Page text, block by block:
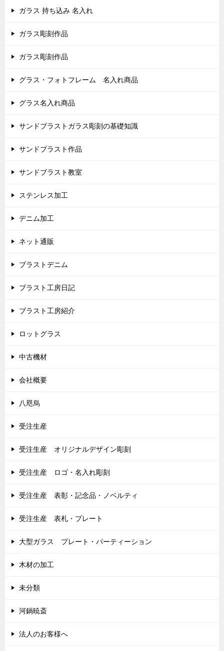
ガラス 持ち込み 名入れ
ガラス彫刻作品
ガラス彫刻作品
グラス・フォトフレーム 名入れ商品
グラス名入れ商品
サンドブラストガラス彫刻の基礎知識
サンドブラスト作品
サンドブラスト教室
ステンレス加工
デニム加工
ネット通販
ブラストデニム
ブラスト工房日記
ブラスト工房紹介
ロットグラス
中古機材
会社概要
八咫烏
受注生産
受注生産 オリジナルデザイン彫刻
受注生産 ロゴ・名入れ彫刻
受注生産 表彰・記念品・ノベルティ
受注生産 表札・プレート
大型ガラス プレート・パーティーション
木材の加工
未分類
河鍋暁斎
法人のお客様へ